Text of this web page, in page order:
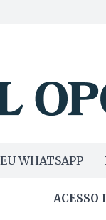
WHATSAPP
ACESSO